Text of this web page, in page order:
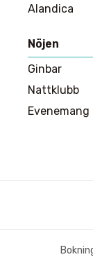
Alandica
Nöjen
Ginbar
Nattklubb
Evenemang